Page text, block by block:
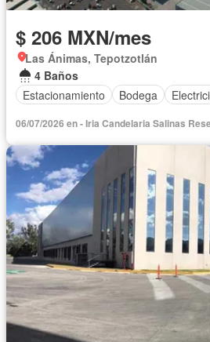
$ 206 MXN/mes
Las Ánimas, Tepotzotlán
4 Baños
Estacionamiento
Bodega
06/07/2026 en - Iria Candelaria Salinas